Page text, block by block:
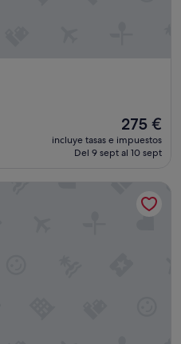
El
precio
actual
275 €
incluye tasas e impuestos
Del 9 sept al 10 sept
Apartahotel 2-3' con vistas